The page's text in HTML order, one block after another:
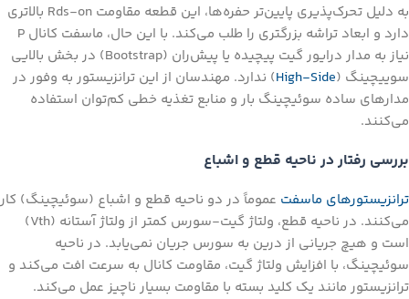
به دلیل تحرک‌پذیری پایین‌تر حفره‌ها، این قطعه مقاومت Rds-on بالاتری
دارد و ابعاد تراشه بزرگتری را طلب می‌کند. با این حال، ماسفت کانال P
نیاز به مدار درایور گیت پیچیده یا پیش‌ران (Bootstrap) در بخش بالایی
سوییچینگ (High-Side) ندارد. مهندسان از این ترانزیستور به وفور در
مدارهای ساده سوئیچینگ بار و منابع تغذیه خطی کم‌توان استفاده
می‌کنند.
بررسی رفتار در ناحیه قطع و اشباع
ترانزیستورهای ماسفت عموماً در دو ناحیه قطع و اشباع (سوئیچینگ) کار
می‌کنند. در ناحیه قطع، ولتاژ گیت-سورس کمتر از ولتاژ آستانه (Vth)
است و هیچ جریانی از درین به سورس جریان نمی‌یابد. در ناحیه
سوئیچینگ، با افزایش ولتاژ گیت، مقاومت کانال به سرعت افت می‌کند و
ترانزیستور مانند یک کلید بسته با مقاومت بسیار ناچیز عمل می‌کند.